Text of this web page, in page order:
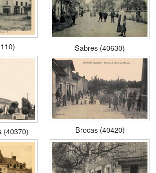
Sabres (40630)
(40370) Brocas (40420)